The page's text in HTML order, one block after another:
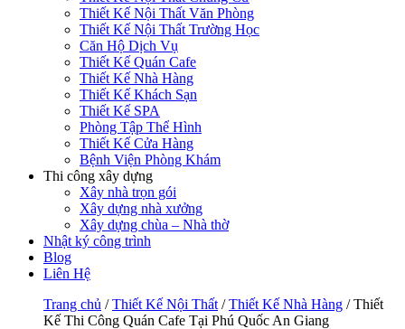
Thiết Kế Nội Thất Văn Phòng
Thiết Kế Nội Thất Trường Học
Căn Hộ Dịch Vụ
Thiết Kế Quán Cafe
Thiết Kế Nhà Hàng
Thiết Kế Khách Sạn
Thiết Kế SPA
Phòng Tập Thể Hình
Thiết Kế Cửa Hàng
Bệnh Viện Phòng Khám
Thi công xây dựng
Xây nhà trọn gói
Xây dựng nhà xưởng
Xây dựng chùa – Nhà thờ
Nhật ký công trình
Blog
Liên Hệ
Trang chủ /Thiết Kế Nội Thất /Thiết Kế Nhà Hàng / Thiết
Kế Thi Công Quán Cafe Tại Phú Quốc An Giang